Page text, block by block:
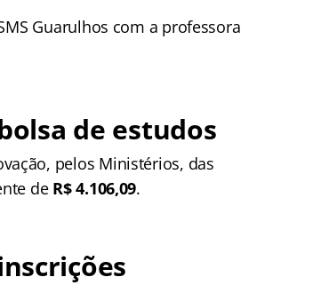
Guarulhos com a professora
de estudos
pelos Ministérios, das
de R$ 4.106,09.